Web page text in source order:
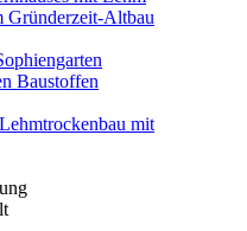
Gründerzeit-Altbau
Baustoffen
mit